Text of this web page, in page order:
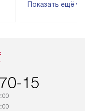
и Санкт-
по монтажу
Показать ещё
15